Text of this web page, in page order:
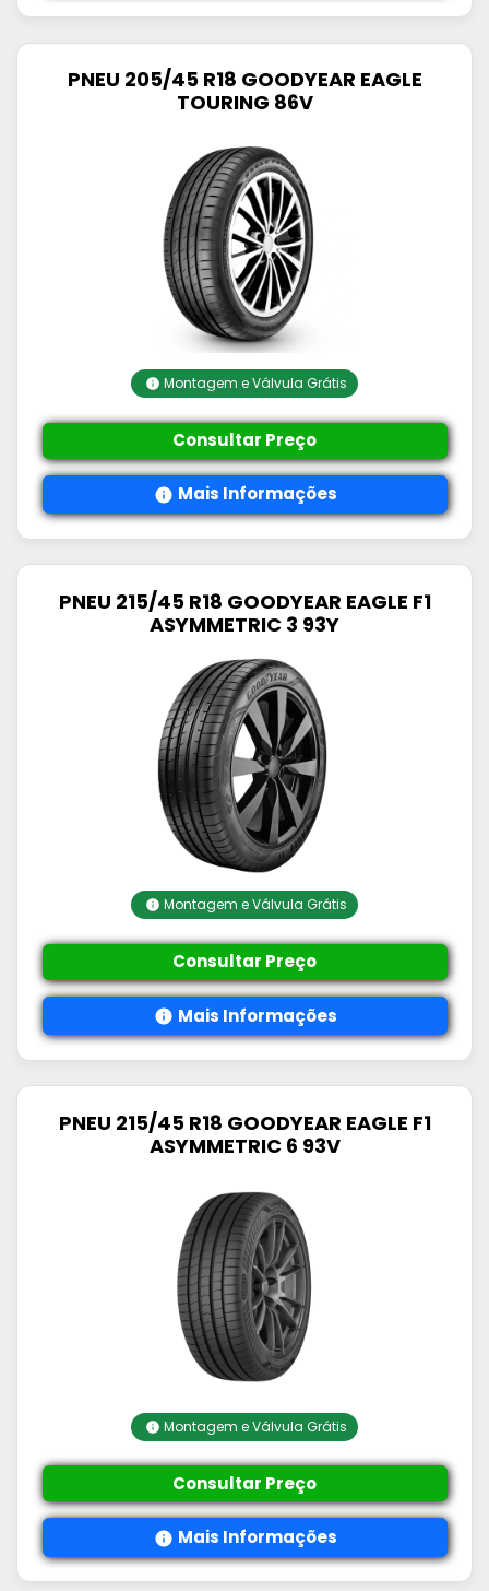
PNEU 205/45 R18 GOODYEAR EAGLE
TOURING 86V
Montagem e Válvula Grátis
Consultar Preço
Mais Informações
PNEU 215/45 R18 GOODYEAR EAGLE F1
ASYMMETRIC 3 93Y
Montagem e Válvula Grátis
Consultar Preço
Mais Informações
PNEU 215/45 R18 GOODYEAR EAGLE F1
ASYMMETRIC 6 93V
Montagem e Válvula Grátis
Consultar Preço
Mais Informações